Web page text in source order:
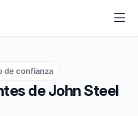
de John Steel
de confianza